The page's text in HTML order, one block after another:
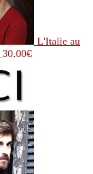
L'Italie au
30.00€